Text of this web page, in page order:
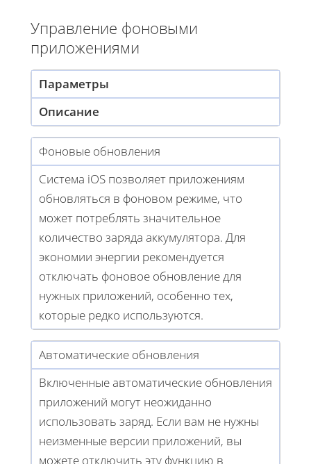
Управление фоновыми
приложениями
Параметры
Описание
Фоновые обновления
Система iOS позволяет приложениям
обновляться в фоновом режиме, что
может потреблять значительное
количество заряда аккумулятора. Для
экономии энергии рекомендуется
отключать фоновое обновление для
нужных приложений, особенно тех,
которые редко используются.
Автоматические обновления
Включенные автоматические обновления
приложений могут неожиданно
использовать заряд. Если вам не нужны
неизменные версии приложений, вы
можете отключить эту функцию в